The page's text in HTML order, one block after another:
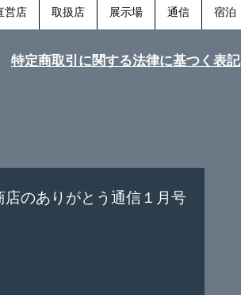
営店 取扱店 展示場 通信 宿泊
特定商取引に関する法律​に基つく表記
店のありがとう通信１月号